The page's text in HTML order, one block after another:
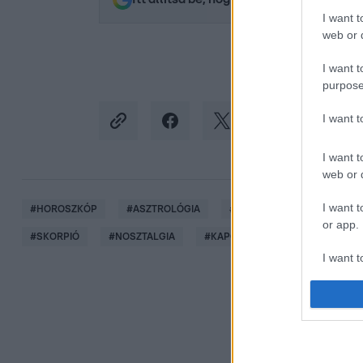
I want
web or
I want
I want
I want
web or
I want
or app.
I want
I want
#HOROSZKÓP #ASZTROLÓGIA # #
#SKORPIÓ #NOSZTALGIA #KAPCSOLATOK